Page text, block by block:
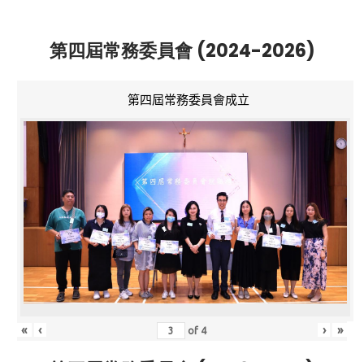
第四屆常務委員會 (2024-2026)
第四屆常務委員會成立
« ‹ of 4 › »